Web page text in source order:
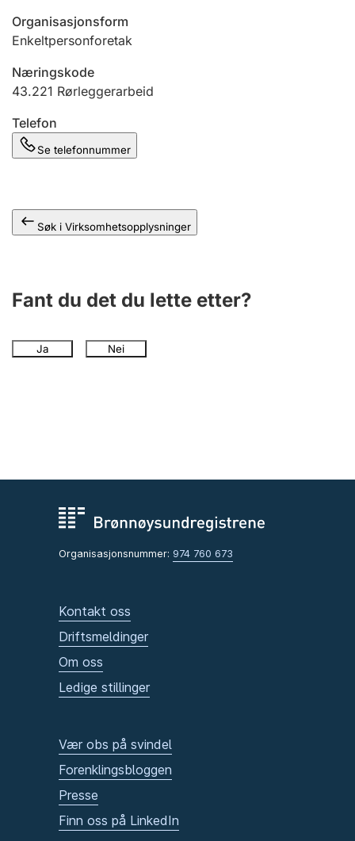
Ektepaktveileder
Offentlig sektor
Andre tema
Organisasjonsform
Enkeltpersonforetak
Næringskode
43.221 Rørleggerarbeid
Telefon
Se telefonnummer
Søk i Virksomhetsopplysninger
Fant du det du lette etter?
Ja Nei
Organisasjonsnummer: 974 760 673
Kontakt oss
Driftsmeldinger
Om oss
Ledige stillinger
Vær obs på svindel
Forenklingsbloggen
Presse
Finn oss på LinkedIn